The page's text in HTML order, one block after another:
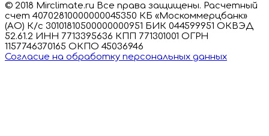
© 2018 Mirclimate.ru Все права защищены. Расчетный
счет 40702810000000045350 КБ «Москоммерцбанк»
(АО) К/с 30101810500000000951 БИК 044599951 ОКВЭД
52.61.2 ИНН 7713395636 КПП 771301001 ОГРН
1157746370165 ОКПО 45036946
Согласие на обработку персональных данных